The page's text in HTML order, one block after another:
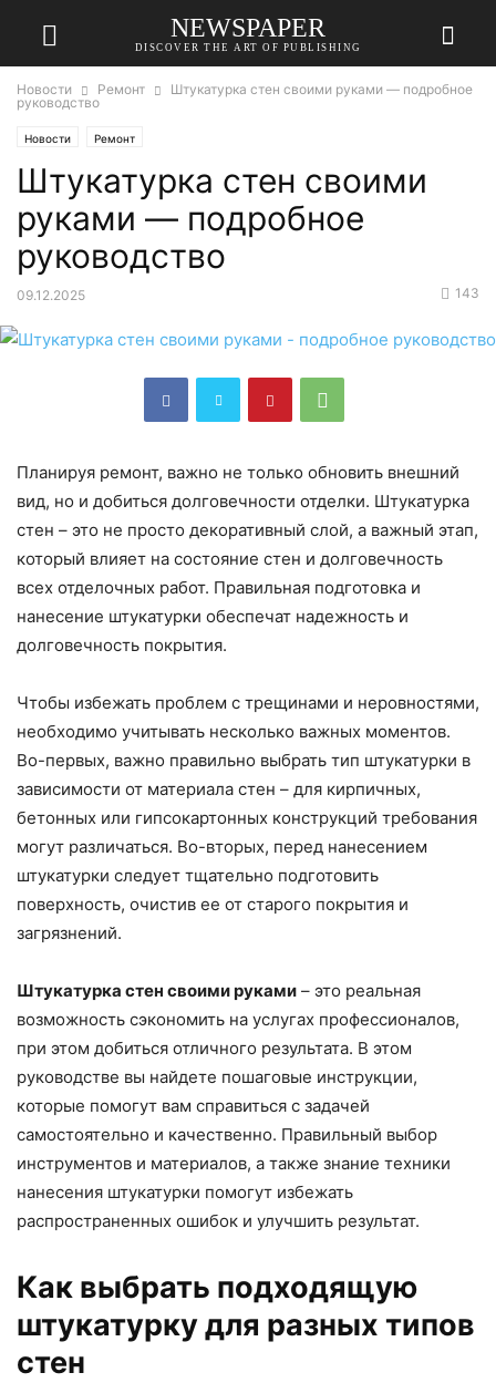
NEWSPAPER
DISCOVER THE ART OF PUBLISHING
Новости Ремонт
Штукатурка стен своими руками — подробное
руководство
Новости Ремонт
Штукатурка стен своими
руками — подробное
руководство
09.12.2025 143
Планируя ремонт, важно не только обновить внешний
вид, но и добиться долговечности отделки. Штукатурка
стен – это не просто декоративный слой, а важный этап,
который влияет на состояние стен и долговечность
всех отделочных работ. Правильная подготовка и
нанесение штукатурки обеспечат надежность и
долговечность покрытия.
Чтобы избежать проблем с трещинами и неровностями,
необходимо учитывать несколько важных моментов.
Во-первых, важно правильно выбрать тип штукатурки в
зависимости от материала стен – для кирпичных,
бетонных или гипсокартонных конструкций требования
могут различаться. Во-вторых, перед нанесением
штукатурки следует тщательно подготовить
поверхность, очистив ее от старого покрытия и
загрязнений.
Штукатурка стен своими руками – это реальная
возможность сэкономить на услугах профессионалов,
при этом добиться отличного результата. В этом
руководстве вы найдете пошаговые инструкции,
которые помогут вам справиться с задачей
самостоятельно и качественно. Правильный выбор
инструментов и материалов, а также знание техники
нанесения штукатурки помогут избежать
распространенных ошибок и улучшить результат.
Как выбрать подходящую
штукатурку для разных типов
стен